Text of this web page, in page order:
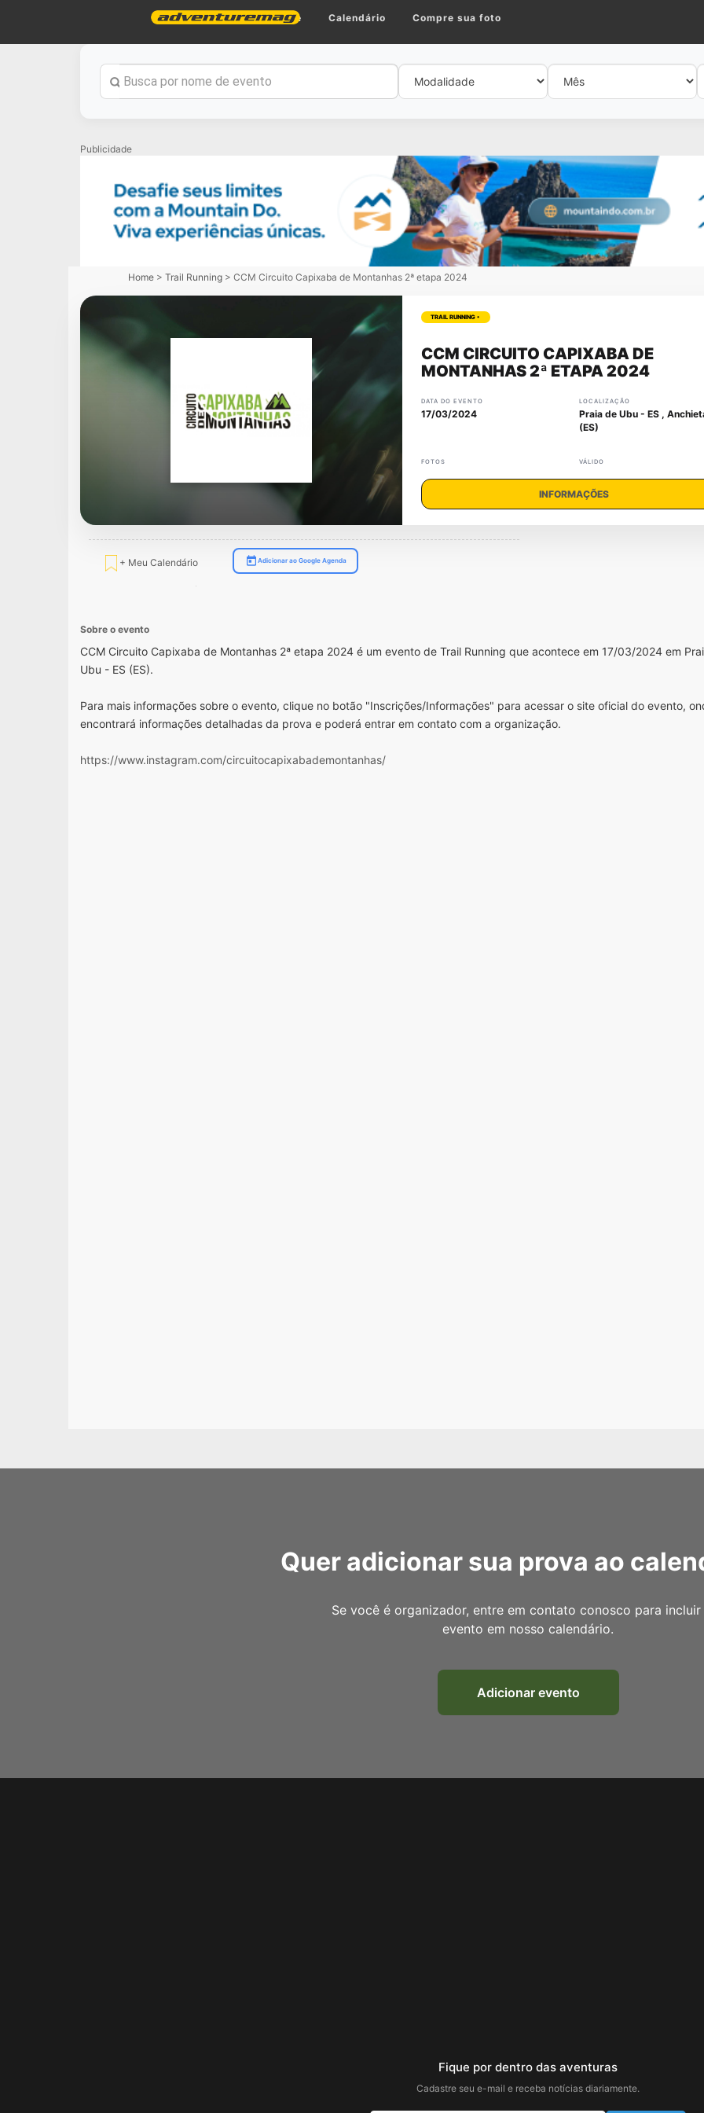
Home Calendário Compre sua foto
Publicidade
Home > Trail Running > CCM Circuito Capixaba de Montanhas 2ª etapa 2024
TRAIL RUNNING •
CCM CIRCUITO CAPIXABA DE
MONTANHAS 2ª ETAPA 2024
DATA DO EVENTO
17/03/2024
LOCALIZAÇÃO
Praia de Ubu - ES ,
(ES)
FOTOS VÁLIDO
INFORMAÇÕES
+ Meu Calendário Adicionar ao Google Agenda
Sobre o evento
CCM Circuito Capixaba de Montanhas 2ª etapa 2024 é um evento de Trail Running que acontece em 17/03/2024 em
Ubu - ES (ES).
Para mais informações sobre o evento, clique no botão "Inscrições/Informações" para acessar o site oficial do evento,
encontrará informações detalhadas da prova e poderá entrar em contato com a organização.
https://www.instagram.com/circuitocapixabademontanhas/
Quer adicionar sua prova ao
Se você é organizador, entre em contato conosco para incluir
evento em nosso calendário.
Adicionar evento
Fique por dentro das aventuras
Cadastre seu e-mail e receba notícias diariamente.